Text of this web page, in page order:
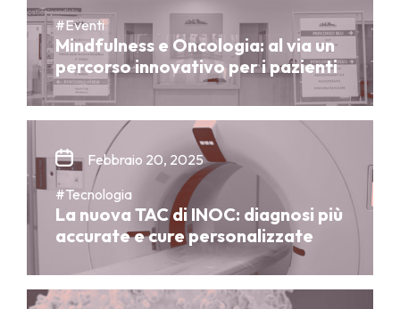
#Eventi
Mindfulness e Oncologia: al via un
percorso innovativo per i pazienti
Febbraio 20, 2025
#Tecnologia
La nuova TAC di INOC: diagnosi più
accurate e cure personalizzate